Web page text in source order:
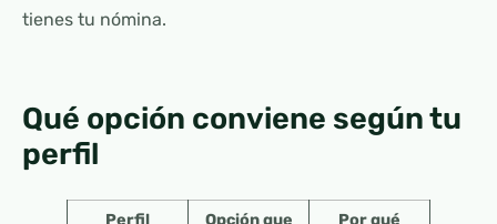
tienes tu nómina.
Qué opción conviene según tu
perfil
Perfil
Opción que
Por qué